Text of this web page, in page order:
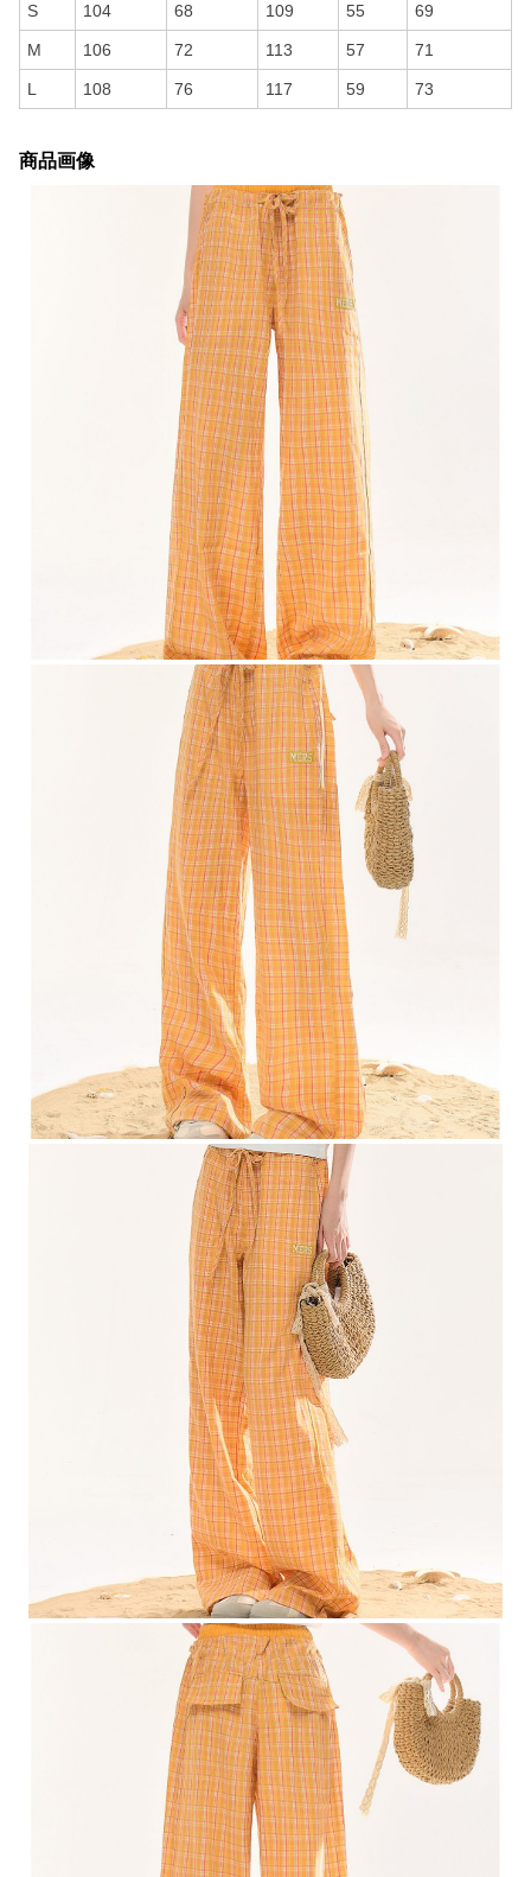
S 104 68 109 55 69
M 106 72 113 57 71
L 108 76 117 59 73
商品画像